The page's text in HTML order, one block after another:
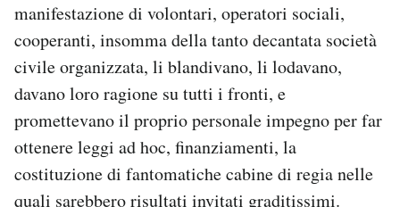
AREA PERSONALE
Area Personale
Newsletter
Notifiche mobile
Regala il Post
Hai bisogno di aiuto?
Esci
manifestazione di volontari, operatori sociali,
cooperanti, insomma della tanto decantata società
civile organizzata, li blandivano, li lodavano,
davano loro ragione su tutti i fronti, e
promettevano il proprio personale impegno per far
ottenere leggi ad hoc, finanziamenti, la
costituzione di fantomatiche cabine di regia nelle
quali sarebbero risultati invitati graditissimi.